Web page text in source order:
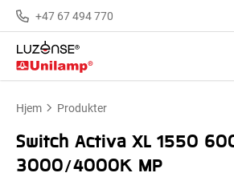
+47 67 494 770
Hjem Produkter
Switch Activa XL 1550
3000/4000K MP